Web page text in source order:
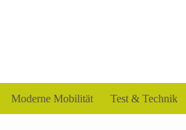
Moderne Mobilität Test & Technik